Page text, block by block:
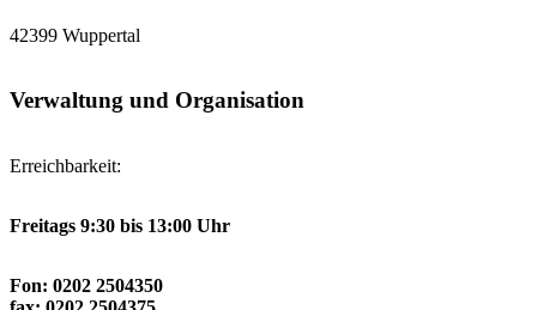
42399 Wuppertal
Verwaltung und Organisation
Erreichbarkeit:
Freitags 9:30 bis 13:00 Uhr
Fon: 0202 2504350